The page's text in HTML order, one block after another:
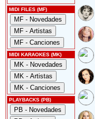
MIDI FILES (MF)
MIDI KARAOKES (MK)
PLAYBACKS (PB)